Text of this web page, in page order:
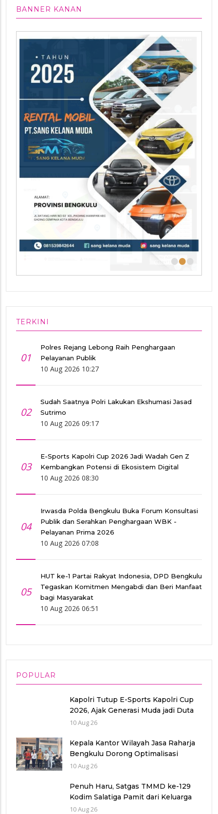
BANNER KANAN
•••
TERKINI
01
Polres Rejang Lebong Raih Penghargaan
Pelayanan Publik
10 Aug 2026 10:27
02
Sudah Saatnya Polri Lakukan Ekshumasi Jasad
Sutrimo
10 Aug 2026 09:17
03
E-Sports Kapolri Cup 2026 Jadi Wadah Gen Z
Kembangkan Potensi di Ekosistem Digital
10 Aug 2026 08:30
04
Irwasda Polda Bengkulu Buka Forum Konsultasi
Publik dan Serahkan Penghargaan WBK -
Pelayanan Prima 2026
10 Aug 2026 07:08
05
HUT ke-1 Partai Rakyat Indonesia, DPD Bengkulu
Tegaskan Komitmen Mengabdi dan Beri Manfaat
bagi Masyarakat
10 Aug 2026 06:51
POPULAR
Kapolri Tutup E-Sports Kapolri Cup
2026, Ajak Generasi Muda jadi Duta
Kamtibmas dan Aktif Laporkan
10 Aug 26
Kepala Kantor Wilayah Jasa Raharja
Bengkulu Dorong Optimalisasi
Pendapatan Saat Kunjungi Uptd
10 Aug 26
Penuh Haru, Satgas TMMD ke-129
Kodim Salatiga Pamit dari Keluarga
Penerima RTLH di Tengaran
10 Aug 26